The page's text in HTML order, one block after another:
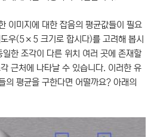
이미지에 대한 잡음의 평균값들이 필요
우(5×5 크기로 합시다)를 고려해 봅시
한 조각이 다른 위치 여러 곳에 존재할
근처에 나타날 수 있습니다. 이러한 유
의 평균을 구한다면 어떨까요? 아래의